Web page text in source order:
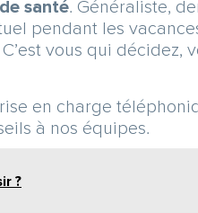
santé. Généraliste,
pendant les
vous qui décidez,
en charge
à nos équipes.
?